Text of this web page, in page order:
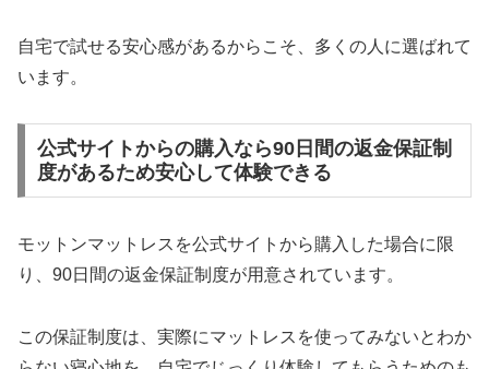
自宅で試せる安心感があるからこそ、多くの人に選ばれて
います。
公式サイトからの購入なら90日間の返金保証制
度があるため安心して体験できる
モットンマットレスを公式サイトから購入した場合に限
り、90日間の返金保証制度が用意されています。
この保証制度は、実際にマットレスを使ってみないとわか